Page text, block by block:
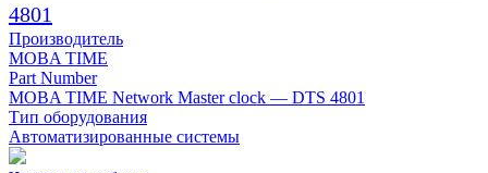
4801
Производитель
MOBA TIME
Part Number
MOBA TIME Network Master clock — DTS 4801
Тип оборудования
Автоматизированные системы